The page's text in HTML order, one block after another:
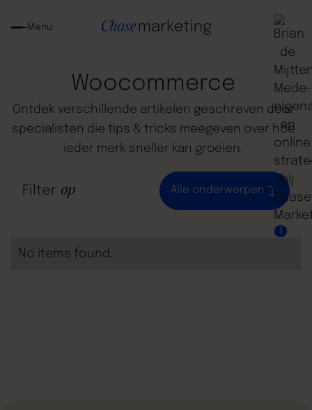
Menu
1
Woocommerce
Ontdek verschillende artikelen geschreven door
specialisten die tips & tricks meegeven over hoe
ieder merk sneller kan groeien.
Filter op Alle onderwerpen
No items found.